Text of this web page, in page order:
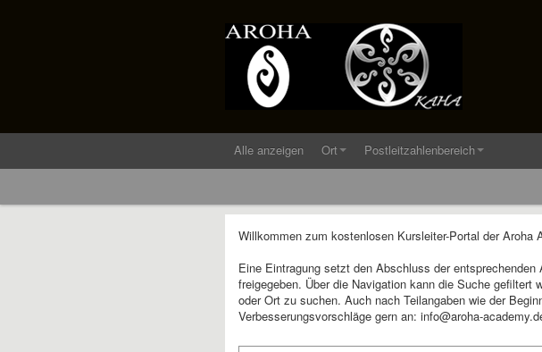
Alle anzeigen Ort Postleitzahlenbereich
Willkommen zum kostenlosen Kursleiter-Portal der Aroha
Eine Eintragung setzt den Abschluss der
freigegeben. Über die Navigation kann die Suche
oder Ort zu suchen. Auch nach Teilangaben wie der
Verbesserungsvorschläge gern an: info@aroha-